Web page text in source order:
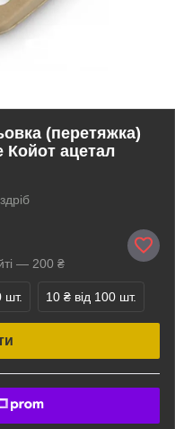
(перетяжка)
Койот ацетал
— 200 ₴
шт. 10 ₴ від 100 шт.